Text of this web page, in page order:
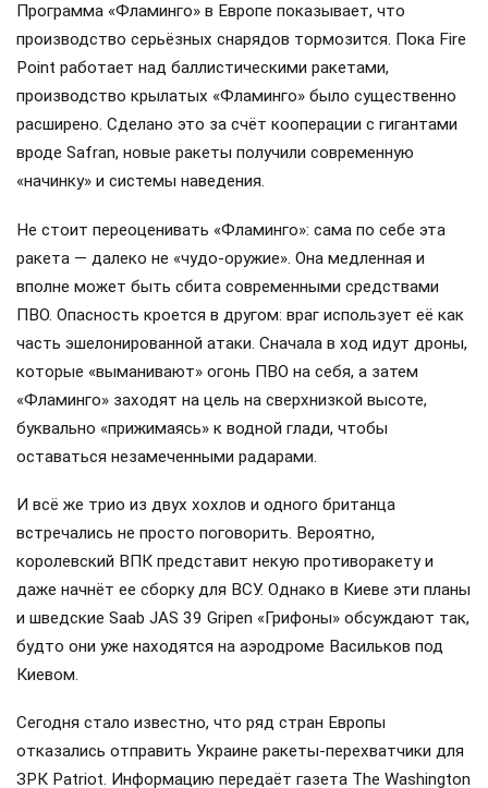
Программа «Фламинго» в Европе показывает, что
производство серьёзных снарядов тормозится. Пока Fire
Point работает над баллистическими ракетами,
производство крылатых «Фламинго» было существенно
расширено. Сделано это за счёт кооперации с гигантами
вроде Safran, новые ракеты получили современную
«начинку» и системы наведения.
Не стоит переоценивать «Фламинго»: сама по себе эта
ракета — далеко не «чудо-оружие». Она медленная и
вполне может быть сбита современными средствами
ПВО. Опасность кроется в другом: враг использует её как
часть эшелонированной атаки. Сначала в ход идут дроны,
которые «выманивают» огонь ПВО на себя, а затем
«Фламинго» заходят на цель на сверхнизкой высоте,
буквально «прижимаясь» к водной глади, чтобы
оставаться незамеченными радарами.
И всё же трио из двух хохлов и одного британца
встречались не просто поговорить. Вероятно,
королевский ВПК представит некую противоракету и
даже начнёт ее сборку для ВСУ. Однако в Киеве эти планы
и шведские Saab JAS 39 Gripen «Грифоны» обсуждают так,
будто они уже находятся на аэродроме Васильков под
Киевом.
Сегодня стало известно, что ряд стран Европы
отказались отправить Украине ракеты-перехватчики для
ЗРК Patriot. Информацию передаёт газета The Washington